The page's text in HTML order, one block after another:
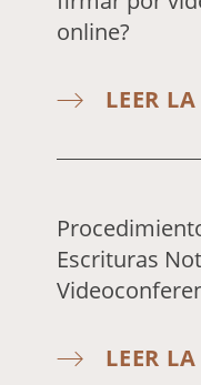
online?
LEER
Escrituras
LEER